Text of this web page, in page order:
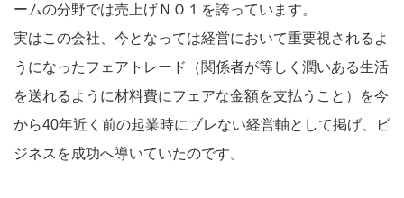
ームの分野では売上げＮＯ１を誇っています。
実はこの会社、今となっては経営において重要視されるよ
うになったフェアトレード（関係者が等しく潤いある生活
を送れるように材料費にフェアな金額を支払うこと）を今
から40年近く前の起業時にブレない経営軸として掲げ、ビ
ジネスを成功へ導いていたのです。